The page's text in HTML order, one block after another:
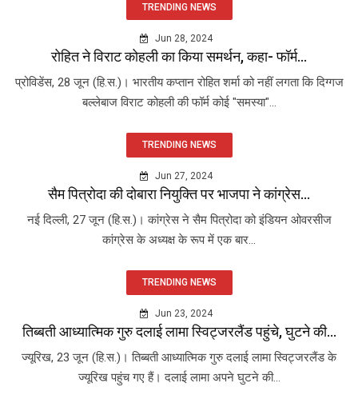
TRENDING NEWS
Jun 28, 2024
रोहित ने विराट कोहली का किया समर्थन, कहा- फॉर्म...
प्रोविडेंस, 28 जून (हि.स.)। भारतीय कप्तान रोहित शर्मा को नहीं लगता कि दिग्गज
बल्लेबाज विराट कोहली की फॉर्म कोई "समस्या"...
TRENDING NEWS
Jun 27, 2024
सैम पित्रोदा की दोबारा नियुक्ति पर भाजपा ने कांग्रेस...
नई दिल्ली, 27 जून (हि.स.)। कांग्रेस ने सैम पित्रोदा को इंडियन ओवरसीज
कांग्रेस के अध्यक्ष के रूप में एक बार...
TRENDING NEWS
Jun 23, 2024
तिब्बती आध्यात्मिक गुरु दलाई लामा स्विट्जरलैंड पहुंचे, घुटने की...
ज्यूरिख, 23 जून (हि.स.)। तिब्बती आध्यात्मिक गुरु दलाई लामा स्विट्जरलैंड के
ज्यूरिख पहुंच गए हैं। दलाई लामा अपने घुटने की...